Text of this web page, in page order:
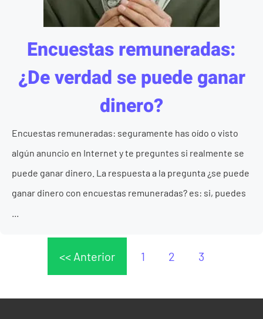
Encuestas remuneradas:
¿De verdad se puede ganar
dinero?
Encuestas remuneradas: seguramente has oído o visto
algún anuncio en Internet y te preguntes si realmente se
puede ganar dinero. La respuesta a la pregunta ¿se puede
ganar dinero con encuestas remuneradas? es: si, puedes
<< Anterior 1 2 3